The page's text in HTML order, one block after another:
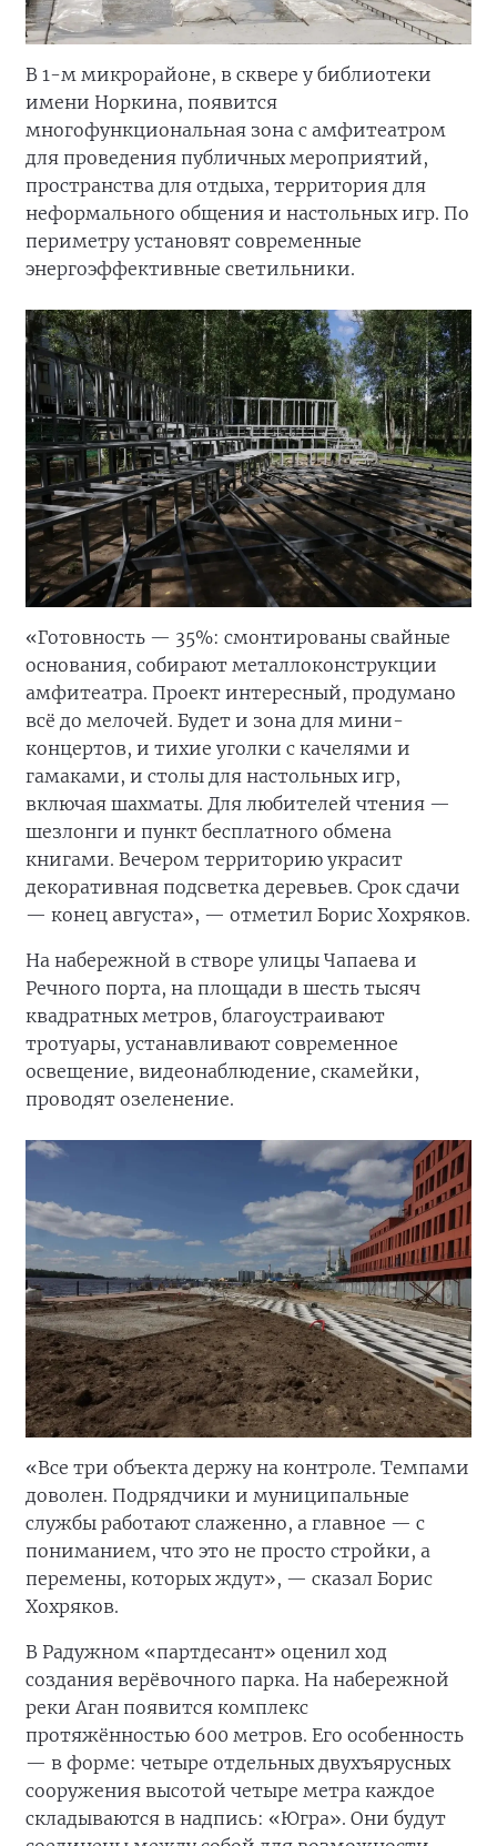
В 1-м микрорайоне, в сквере у библиотеки
имени Норкина, появится
многофункциональная зона с амфитеатром
для проведения публичных мероприятий,
пространства для отдыха, территория для
неформального общения и настольных игр. По
периметру установят современные
энергоэффективные светильники.
«Готовность — 35%: смонтированы свайные
основания, собирают металлоконструкции
амфитеатра. Проект интересный, продумано
всё до мелочей. Будет и зона для мини-
концертов, и тихие уголки с качелями и
гамаками, и столы для настольных игр,
включая шахматы. Для любителей чтения —
шезлонги и пункт бесплатного обмена
книгами. Вечером территорию украсит
декоративная подсветка деревьев. Срок сдачи
— конец августа», — отметил Борис Хохряков.
На набережной в створе улицы Чапаева и
Речного порта, на площади в шесть тысяч
квадратных метров, благоустраивают
тротуары, устанавливают современное
освещение, видеонаблюдение, скамейки,
проводят озеленение.
«Все три объекта держу на контроле. Темпами
доволен. Подрядчики и муниципальные
службы работают слаженно, а главное — с
пониманием, что это не просто стройки, а
перемены, которых ждут», — сказал Борис
Хохряков.
В Радужном «партдесант» оценил ход
создания верёвочного парка. На набережной
реки Аган появится комплекс
протяжённостью 600 метров. Его особенность
— в форме: четыре отдельных двухъярусных
сооружения высотой четыре метра каждое
складываются в надпись: «Югра». Они будут